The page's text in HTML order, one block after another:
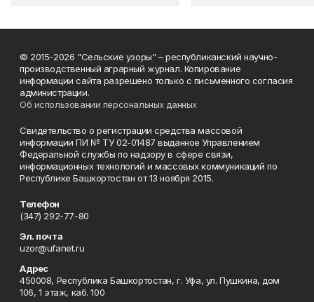
© 2015-2026 "Сельские узоры" – республиканский научно-
производственный аграрный журнал. Копирование
информации сайта разрешено только с письменного согласия
администрации.
Об использовании персональных данных
Свидетельство о регистрации средства массовой
информации ПИ № ТУ 02-01487 выданное Управлением
Федеральной службы по надзору в сфере связи,
информационных технологий и массовых коммуникаций по
Республике Башкортостан от 13 ноября 2015.
Телефон
(347) 292-77-80
Эл. почта
uzor@ufanet.ru
Адрес
450008, Республика Башкортостан, г. Уфа, ул. Пушкина, дом
106, 1 этаж, каб. 100